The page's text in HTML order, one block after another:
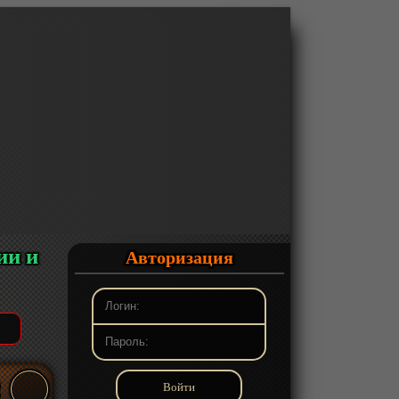
и
Авторизация